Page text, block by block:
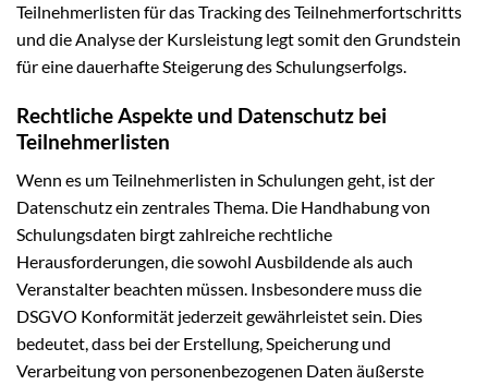
Teilnehmerlisten für das Tracking des Teilnehmerfortschritts
und die Analyse der Kursleistung legt somit den Grundstein
für eine dauerhafte Steigerung des Schulungserfolgs.
Rechtliche Aspekte und Datenschutz bei
Teilnehmerlisten
Wenn es um Teilnehmerlisten in Schulungen geht, ist der
Datenschutz ein zentrales Thema. Die Handhabung von
Schulungsdaten birgt zahlreiche rechtliche
Herausforderungen, die sowohl Ausbildende als auch
Veranstalter beachten müssen. Insbesondere muss die
DSGVO Konformität jederzeit gewährleistet sein. Dies
bedeutet, dass bei der Erstellung, Speicherung und
Verarbeitung von personenbezogenen Daten äußerste